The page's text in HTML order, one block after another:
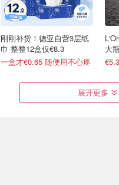
刚刚补货！德亚自营3层纸
巾 整整12盒仅€8.3
一盒才€0.65 随便用不心疼
大
展开更多